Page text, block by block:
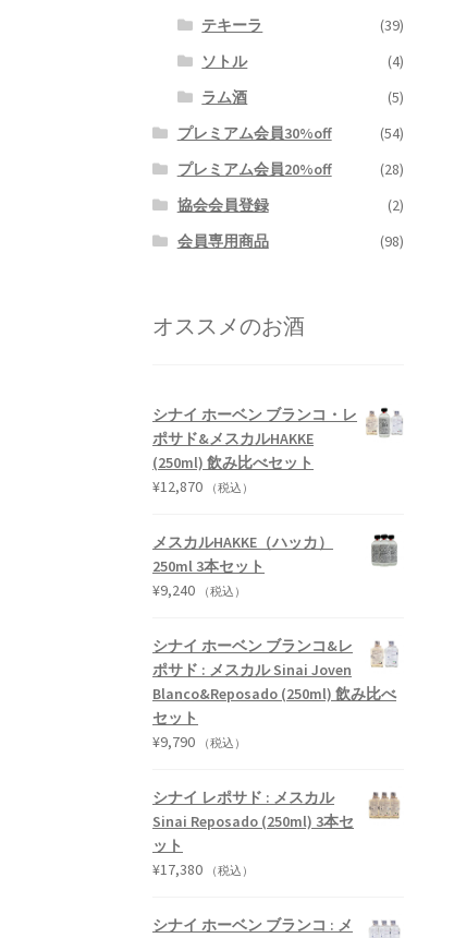
テキーラ
(39)
ソトル
(4)
ラム酒
(5)
プレミアム会員30%off
(54)
プレミアム会員20%off
(28)
協会会員登録
(2)
会員専用商品
(98)
オススメのお酒
シナイ ホーベン ブランコ・レ
ポサド&メスカルHAKKE
(250ml) 飲み比べセット
¥12,870 （税込）
メスカルHAKKE（ハッカ）
250ml 3本セット
¥9,240 （税込）
シナイ ホーベン ブランコ&レ
ポサド : メスカル Sinai Joven
Blanco&Reposado (250ml) 飲み比べ
セット
¥9,790 （税込）
シナイ レポサド : メスカル
Sinai Reposado (250ml) 3本セ
ット
¥17,380 （税込）
シナイ ホーベン ブランコ : メ